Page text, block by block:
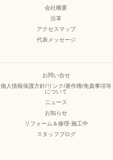
会社概要
沿革
アクセスマップ
代表メッセージ
お問い合せ
個人情報保護方針/リンク/著作権/免責事項等
について
ニュース
お知らせ
リフォーム＆修理-施工中
スタッフブログ